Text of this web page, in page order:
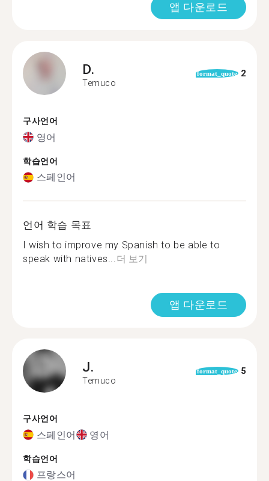
앱 다운로드
D.
Temuco
format_quote 2
구사언어
영어
학습언어
스페인어
언어 학습 목표
I wish to improve my Spanish to be able to
speak with natives...더 보기
앱 다운로드
J.
Temuco
format_quote 5
구사언어
스페인어 영어
학습언어
프랑스어